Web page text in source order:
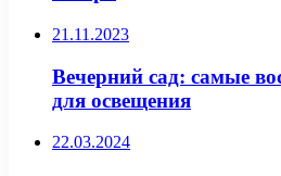
21.11.2023
Вечерний сад: самые
для освещения
22.03.2024